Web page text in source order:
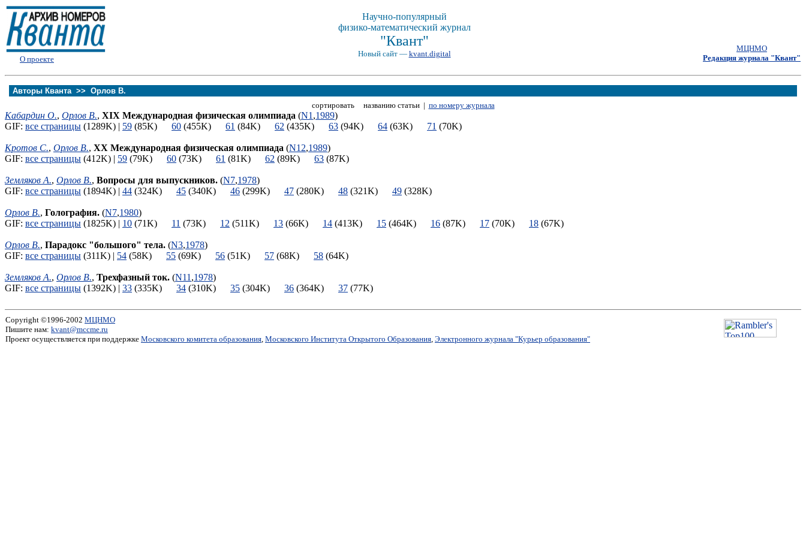
О проекте
Научно-популярный
физико-математический журнал
"Квант"
Новый сайт — kvant.digital
МЦНМО
Редакция журнала "Квант"
Авторы Кванта >> Орлов В.
сортировать названию статьи | по номеру журнала
Кабардин О., Орлов В., XIX Международная физическая олимпиада (N1 ,1989)
GIF: все страницы (1289K) | 59 (85K) 60 (455K) 61 (84K) 62 (435K) 63 (94K) 64 (63K) 71 (70K)
Кротов С., Орлов В., XX Международная физическая олимпиада (N12,1989)
GIF: все страницы (412K) | 59 (79K) 60 (73K) 61 (81K) 62 (89K) 63 (87K)
Земляков А., Орлов В., Вопросы для выпускников. (N7,1978)
GIF: все страницы (1894K) | 44 (324K) 45 (340K) 46 (299K) 47 (280K) 48 (321K) 49 (328K)
Орлов В., Голография. (N7,1980)
GIF: все страницы (1825K) | 10 (71K) 11 (73K) 12 (511K) 13 (66K) 14 (413K) 15 (464K) 16 (87K) 17 (70K) 18 (67K)
Орлов В., Парадокс "большого" тела. (N3,1978)
GIF: все страницы (311K) | 54 (58K) 55 (69K) 56 (51K) 57 (68K) 58 (64K)
Земляков А., Орлов В., Трехфазный ток. (N11 ,1978)
GIF: все страницы (1392K) | 33 (335K) 34 (310K) 35 (304K) 36 (364K) 37 (77K)
Copyright ©1996-2002 МЦНМО
Пишите нам: kvant@mccme.ru
Проект осуществляется при поддержке Московского комитета образования, Московского Института Открытого Образования, Электронного журнала "Курьер образования"